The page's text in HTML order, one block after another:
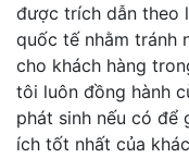
được trích dẫn theo
quốc tế nhằm tránh
cho khách hàng
tôi luôn đồng hành
phát sinh nếu có để
ích tốt nhất của